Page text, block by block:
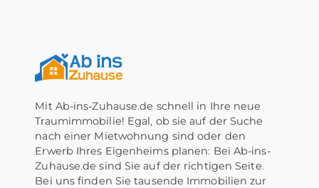
Mit Ab-ins-Zuhause.de schnell in Ihre neue
Traumimmobilie! Egal, ob sie auf der Suche
nach einer Mietwohnung sind oder den
Erwerb Ihres Eigenheims planen: Bei Ab-ins-
Zuhause.de sind Sie auf der richtigen Seite.
Bei uns finden Sie tausende Immobilien zur